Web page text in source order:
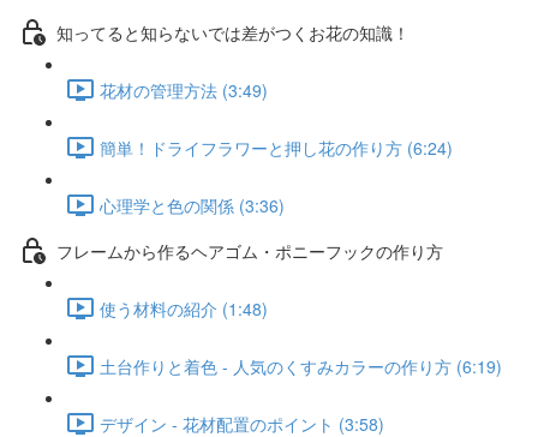
知ってると知らないでは差がつくお花の知識！
花材の管理方法 (3:49)
簡単！ドライフラワーと押し花の作り方 (6:24)
心理学と色の関係 (3:36)
フレームから作るヘアゴム・ポニーフックの作り方
使う材料の紹介 (1:48)
土台作りと着色 - 人気のくすみカラーの作り方 (6:19)
デザイン - 花材配置のポイント (3:58)